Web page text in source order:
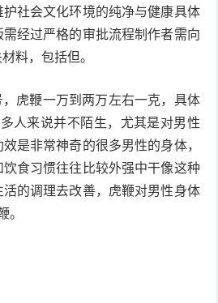
社会文化环境的纯净与健康具体
经过严格的审批流程制作者需向
料，包括但。
虎鞭一万到两万左右一克，具体
人来说并不陌生，尤其是对男性
是非常神奇的很多男性的身体，
食习惯往往比较外强中干像这种
的调理去改善，虎鞭对男性身体
。